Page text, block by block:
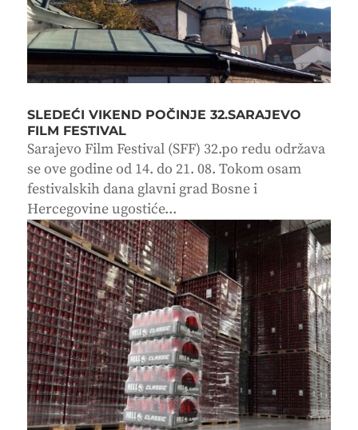
SLEDEĆI VIKEND POČINJE 32.SARAJEVO
FILM FESTIVAL
Sarajevo Film Festival (SFF) 32.po redu održava
se ove godine od 14. do 21. 08. Tokom osam
festivalskih dana glavni grad Bosne i
Hercegovine ugostiće...